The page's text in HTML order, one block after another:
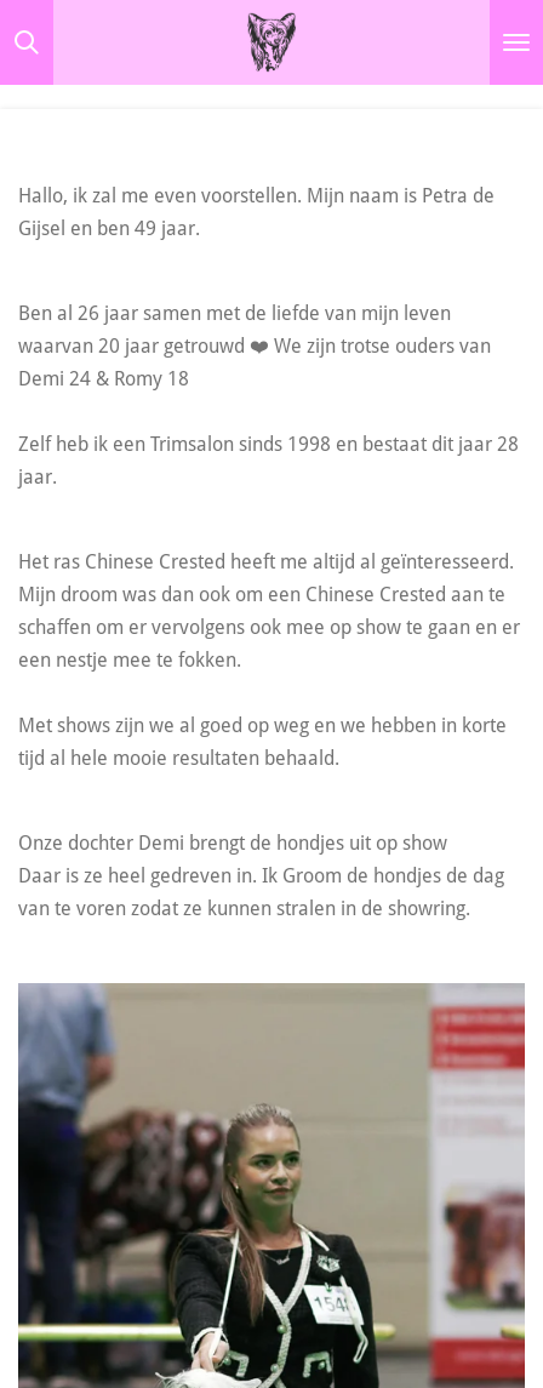
Ga
direct
Hallo, ik zal me even voorstellen. Mijn naam is Petra de
Gijsel en ben 49 jaar.
Ben al 26 jaar samen met de liefde van mijn leven
waarvan 20 jaar getrouwd ❤️ We zijn trotse ouders van
Demi 24 & Romy 18
Zelf heb ik een Trimsalon sinds 1998 en bestaat dit jaar 28
jaar.
Het ras Chinese Crested heeft me altijd al geïnteresseerd.
Mijn droom was dan ook om een Chinese Crested aan te
schaffen om er vervolgens ook mee op show te gaan en er
een nestje mee te fokken.
Met shows zijn we al goed op weg en we hebben in korte
tijd al hele mooie resultaten behaald.
Onze dochter Demi brengt de hondjes uit op show
Daar is ze heel gedreven in. Ik Groom de hondjes de dag
van te voren zodat ze kunnen stralen in de showring.